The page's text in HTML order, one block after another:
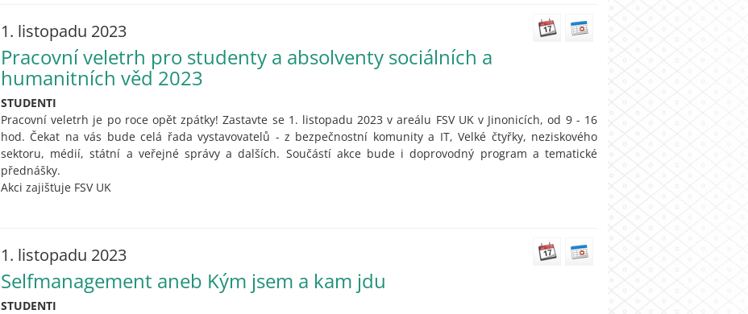
1. listopadu 2023
Pracovní veletrh pro studenty a absolventy sociálních a
humanitních věd 2023
STUDENTI
Pracovní veletrh je po roce opět zpátky! Zastavte se 1. listopadu 2023 v areálu FSV UK v Jinonicích, od 9 - 16
hod. Čekat na vás bude celá řada vystavovatelů - z bezpečnostní komunity a IT, Velké čtyřky, neziskového
sektoru, médií, státní a veřejné správy a dalších. Součástí akce bude i doprovodný program a tematické
přednášky.
Akci zajišťuje FSV UK
1. listopadu 2023
Selfmanagement aneb Kým jsem a kam jdu
STUDENTI